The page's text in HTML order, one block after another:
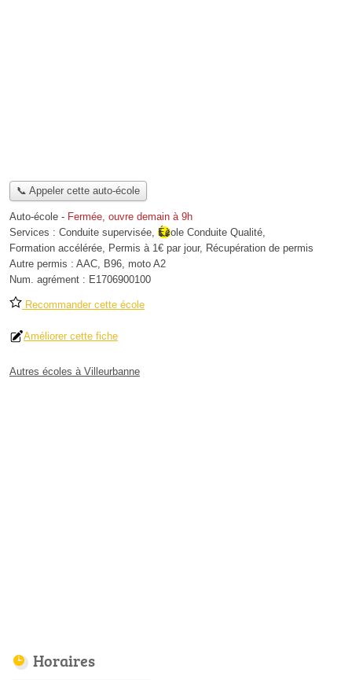
📞 Appeler cette auto-école
Auto-école - Fermée, ouvre demain à 9h
Services : Conduite supervisée, École Conduite Qualité,
Formation accélérée, Permis à 1€ par jour, Récupération de permis
Autre permis : AAC, B96, moto A2
Num. agrément : E1706900100
Recommander cette école
Améliorer cette fiche
Autres écoles à Villeurbanne
Horaires